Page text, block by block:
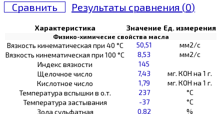
Сравнить Результаты сравнения (0)
Характеристика Значение Ед. измерения
Физико-химичесие свойства масла
Вязкость кинематическая при 40 °С 50,51
мм2/с
Вязкость кинематическая при 100 °С
8,53
мм2/с
Индекс вязкости
145
Щелочное число
7,43
мг. КОН на 1 г.
Кислотное число
1,79
мг. КОН на 1 г.
Температура вспышки в о.т.
237
°C
Температура застывания
-37
°C
Зола сульфатная
0,82
%